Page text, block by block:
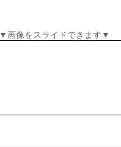
▼画像をスライドできます▼